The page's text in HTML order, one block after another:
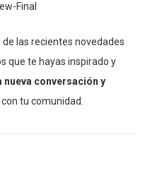
las recientes novedades
que te hayas inspirado y
nueva conversación y
con tu comunidad.